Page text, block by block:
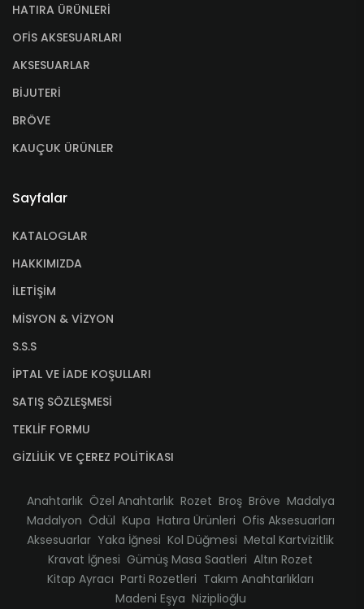
HATIRA ÜRÜNLERİ
OFİS AKSESUARLARI
AKSESUARLAR
BİJUTERİ
BRÖVE
KAUÇUK ÜRÜNLER
Sayfalar
KATALOGLAR
HAKKIMIZDA
İLETİŞİM
MİSYON & VİZYON
S.S.S
İPTAL VE İADE KOŞULLARI
SATIŞ SÖZLEŞMESİ
TEKLİF FORMU
GİZLİLİK VE ÇEREZ POLİTİKASI
Anahtarlık Özel Anahtarlık Rozet Broş Bröve Madalya
Madalyon Ödül Kupa Hatıra Ürünleri Ofis Aksesuarları
Aksesuarlar Yaka İğnesi Kol Düğmesi Metal Kartvizitlik
Kravat İğnesi Gümüş Masa Saatleri Altın Rozet
Kitap Ayracı Parti Rozetleri Takım Anahtarlıkları
Madeni Eşya Niziplioğlu